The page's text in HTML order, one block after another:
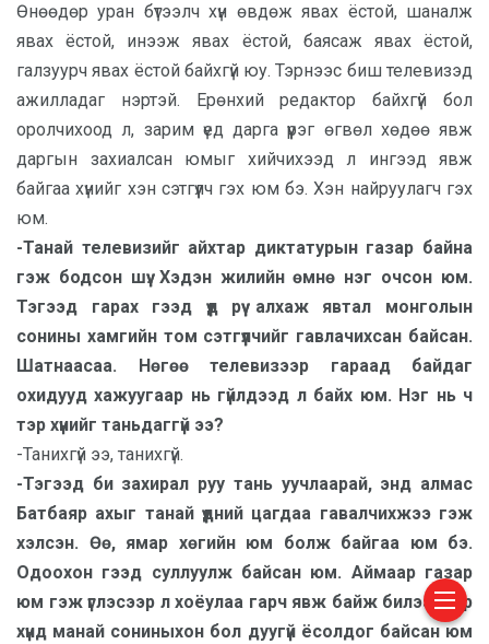
Өнөөдөр уран бүтээлч хүн өвдөж явах ёстой, шаналж
явах ёстой, инээж явах ёстой, баясаж явах ёстой,
галзуурч явах ёстой байхгүй юу. Тэрнээс биш телевизэд
ажилладаг нэртэй. Ерөнхий редактор байхгүй бол
оролчихоод л, зарим үед дарга үүрэг өгвөл хөдөө явж
даргын захиалсан юмыг хийчихээд л ингээд явж
байгаа хүнийг хэн сэтгүүлч гэх юм бэ. Хэн найруулагч гэх
юм.
-Танай телевизийг айхтар диктатурын газар байна
гэж бодсон шүү. Хэдэн жилийн өмнө нэг очсон юм.
Тэгээд гарах гээд үүд рүү алхаж явтал монголын
сонины хамгийн том сэтгүүлчийг гавлачихсан байсан.
Шатнаасаа. Нөгөө телевизээр гараад байдаг
охидууд хажуугаар нь гүйлдээд л байх юм. Нэг нь ч
тэр хүнийг таньдаггүй ээ?
-Танихгүй ээ, танихгүй.
-Тэгээд би захирал руу тань уучлаарай, энд алмас
Батбаяр ахыг танай үүдний цагдаа гавалчихжээ гэж
хэлсэн. Өө, ямар хөгийн юм болж байгаа юм бэ.
Одоохон гээд суллуулж байсан юм. Аймаар газар
юм гэж үглэсээр л хоёулаа гарч явж байж билээ. Тэр
хүнд манай сониныхон бол дуугүй ёсолдог байсан юм